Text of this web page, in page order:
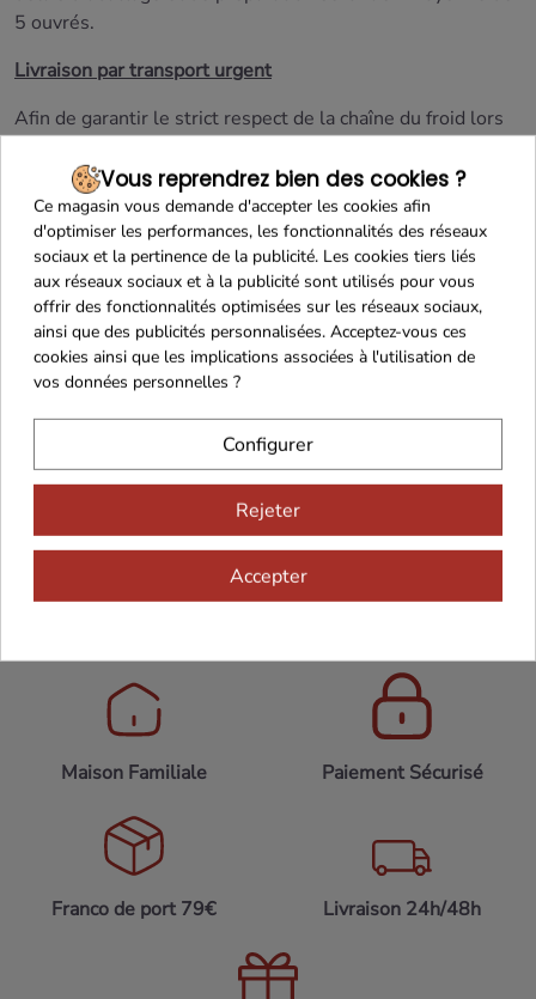
5 ouvrés.
Livraison par transport urgent
Afin de garantir le strict respect de la chaîne du froid lors
vivement de choisir la méthode de livraison
CHRONOFRESH (Chronopost Fresh : transport réfrigéré).
Livraison en France Continentale uniquement
Produit frais
S'agissant d'un produit frais avec une DLC courte et
nécessitant des moyens de conservation et de transport
(Article L.221-28 du Code de la
consommation).
Maison Familiale Paiement Sécurisé
Franco de port 79€ Livraison 24h/48h
Vous reprendrez bien des cookies ?
Ce magasin vous demande d'accepter les cookies afin
d'optimiser les performances, les fonctionnalités des réseaux
sociaux et la pertinence de la publicité. Les cookies tiers liés
aux réseaux sociaux et à la publicité sont utilisés pour vous
offrir des fonctionnalités optimisées sur les réseaux sociaux,
ainsi que des publicités personnalisées. Acceptez-vous ces
cookies ainsi que les implications associées à l'utilisation de
vos données personnelles ?
Configurer
Rejeter
Accepter